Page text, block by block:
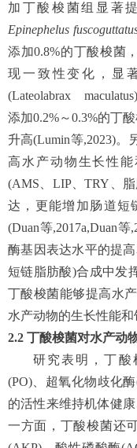
加丁酸梭菌组显著
Epinephelus
添加0.8%的丁酸梭菌
现一致性变化，显
(Lateolabrax
添加0.2%～0.3%的丁
升高(Lumin等,2023)
高水产动物生长性
(AMS、LIP、TRY、
达，更能增加肠道短
(Duan等,2017a,Duan
酶基因表达水平的提
短链脂肪酸)合成中发
丁酸梭菌能够提高水
水产动物的生长性能和
2.2 丁酸梭菌对水产动
研究表明，丁酸
(PO)、超氧化物歧化
的活性来维持机体健康
一方面，丁酸梭菌还